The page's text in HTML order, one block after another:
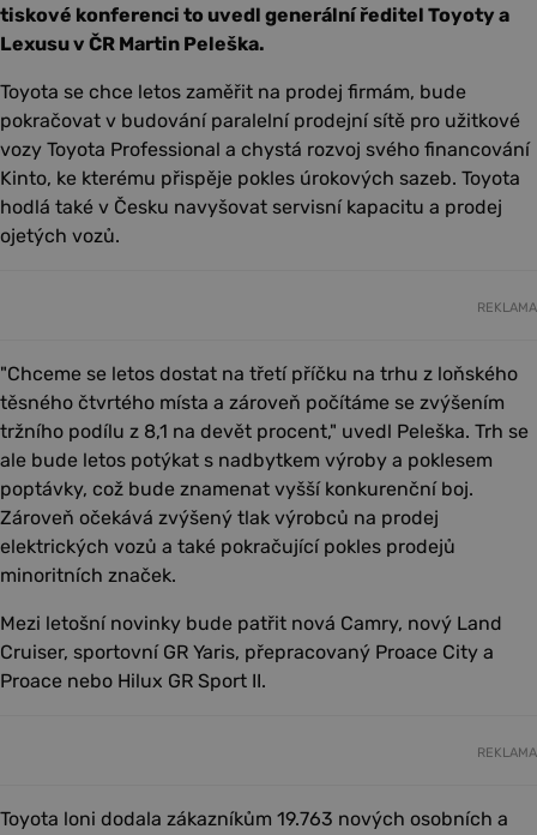
tiskové konferenci to uvedl generální ředitel Toyoty a
Lexusu v ČR Martin Peleška.
Toyota se chce letos zaměřit na prodej firmám, bude
pokračovat v budování paralelní prodejní sítě pro užitkové
vozy Toyota Professional a chystá rozvoj svého financování
Kinto, ke kterému přispěje pokles úrokových sazeb. Toyota
hodlá také v Česku navyšovat servisní kapacitu a prodej
ojetých vozů.
REKLAMA
"Chceme se letos dostat na třetí příčku na trhu z loňského
těsného čtvrtého místa a zároveň počítáme se zvýšením
tržního podílu z 8,1 na devět procent," uvedl Peleška. Trh se
ale bude letos potýkat s nadbytkem výroby a poklesem
poptávky, což bude znamenat vyšší konkurenční boj.
Zároveň očekává zvýšený tlak výrobců na prodej
elektrických vozů a také pokračující pokles prodejů
minoritních značek.
Mezi letošní novinky bude patřit nová Camry, nový Land
Cruiser, sportovní GR Yaris, přepracovaný Proace City a
Proace nebo Hilux GR Sport II.
REKLAMA
Toyota loni dodala zákazníkům 19.763 nových osobních a